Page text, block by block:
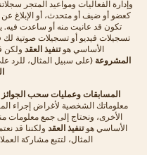
وإدارة الفعاليات ومواعيد المتجر
كعضو أو ضيف أو متحدث، أو الإبلاغ
تكون قد عانيت منه أو ساعدت فيه.
تسجيلات فيديو أو تسجيلات صوتية لك
الأساسي هوتنفيذ العقدولكن
المشروعة (على سبيل المثال، للرد
المسابقات وعمليات سحب الجوائز
معلوماتك الشخصية لأغراض إجراء
الأخرى، ونحتاج إلى جمع معلومات
الأساسي هوتنفيذ العقد ولكننا قد
المثال، لتتبع مشاركة